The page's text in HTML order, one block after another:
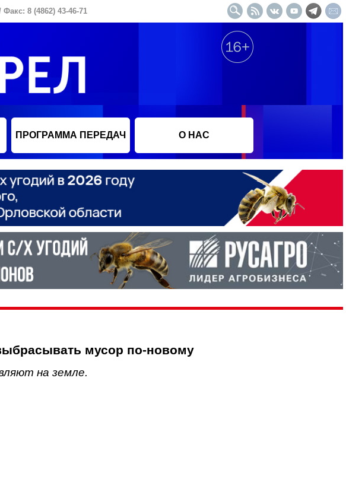
8 (4862) 43-46-71
ПРОГРАММА ПЕРЕДАЧ О НАС
мусор по-новому
на земле.